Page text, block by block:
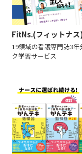
FitNs.(フィットナ
19領域の看護専門誌3
ク学習サービス